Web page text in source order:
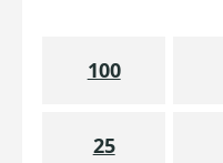
100
25